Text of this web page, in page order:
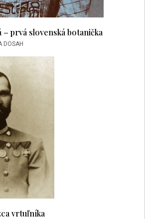
prvá slovenská botanička
DOSAH
vrtuľníka